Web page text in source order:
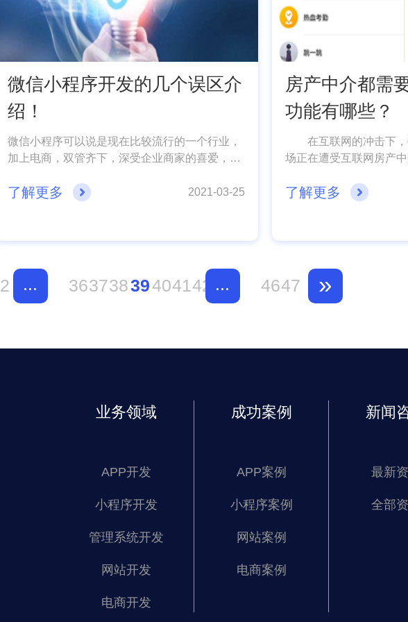
微信小程序开发的几个误区介
绍！
微信小程序可以说是现在比较流行的一个行业，
加上电商，双管齐下，深受企业商家的喜爱，依
秒杀价，等营销手段，可以让商家赚的盆满钵
序开发公司小编就来给大家科普几个开发误区吧!
了解更多 2021-03-25
房产中介都需
功能有哪些？
在互联网的冲击下，
场正在遭受互联网房产
更加突出，与互联网的
升。基于近年来传统销
的速度，融入更多的业
多客户，促进成交。下
了解更多
2 ... 363738394041 42 ... 4647 »
新闻
最新
全部
成功案例
APP案例
小程序案例
网站案例
电商案例
业务领域
APP开发
小程序开发
管理系统开发
网站开发
电商开发